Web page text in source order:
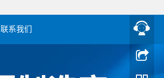
联系我们